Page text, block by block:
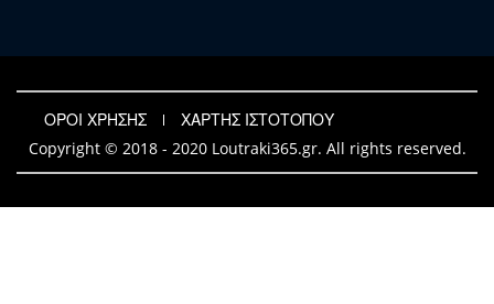
ΟΡΟΙ ΧΡΗΣΗΣ
ΧΑΡΤΗΣ ΙΣΤΟΤΟΠΟΥ
Copyright © 2018 - 2020 Loutraki365.gr. All rights reserved.